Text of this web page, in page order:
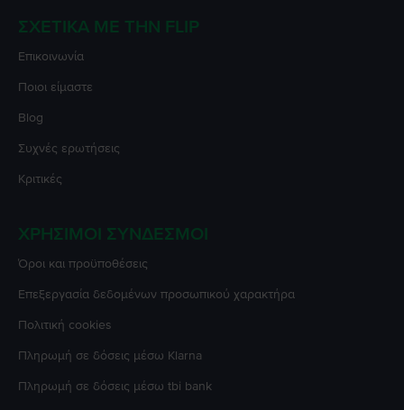
ΣΧΕΤΙΚΆ ΜΕ ΤΗΝ FLIP
Επικοινωνία
Ποιοι είμαστε
Blog
Συχνές ερωτήσεις
Κριτικές
ΧΡΉΣΙΜΟΙ ΣΎΝΔΕΣΜΟΙ
Όροι και προϋποθέσεις
Επεξεργασία δεδομένων προσωπικού χαρακτήρα
Πολιτική cookies
Πληρωμή σε δόσεις μέσω Klarna
Πληρωμή σε δόσεις μέσω tbi bank